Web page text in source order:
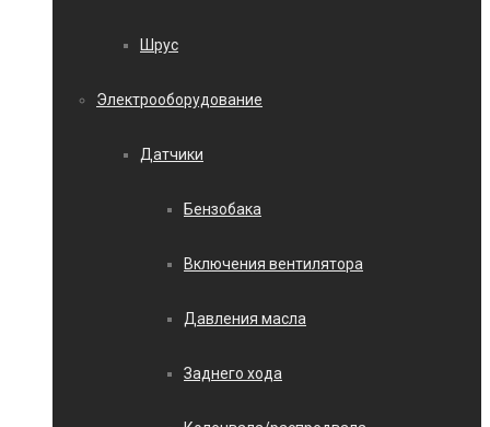
Шрус
Электрооборудование
Датчики
Бензобака
Включения вентилятора
Давления масла
Заднего хода